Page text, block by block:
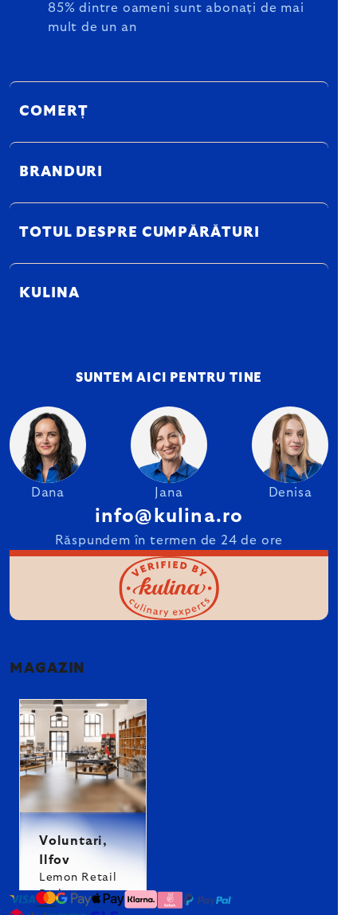
85% dintre oameni sunt abonați de mai
mult de un an
COMERȚ
BRANDURI
TOTUL DESPRE CUMPĂRĂTURI
KULINA
SUNTEM AICI PENTRU TINE
Dana Jana Denisa
info@kulina.ro
Răspundem în termen de 24 de ore
MAGAZIN
Voluntari,
Ilfov
Lemon Retail
Park